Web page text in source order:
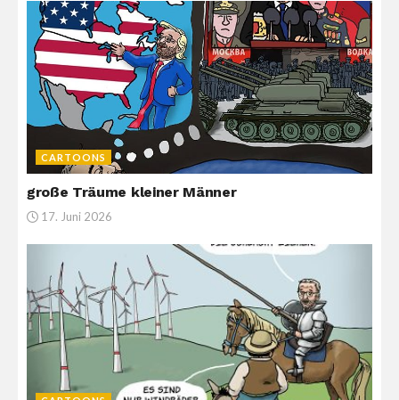
CARTOONS
große Träume kleiner Männer
17. Juni 2026